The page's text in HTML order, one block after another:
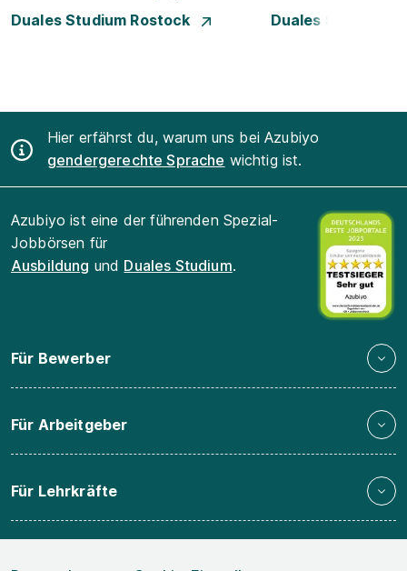
Duales Studium Rostock
Duales Studium
Hier erfährst du, warum uns bei Azubiyo
gendergerechte Sprache wichtig ist.
Azubiyo ist eine der führenden Spezial-
Jobbörsen für
Ausbildung und Duales Studium.
Für Bewerber
Für Arbeitgeber
Für Lehrkräfte